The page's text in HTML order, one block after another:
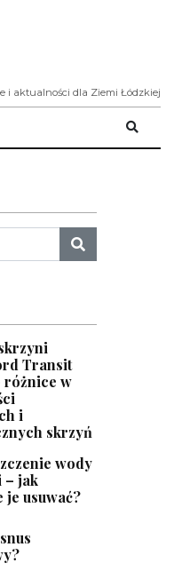
i aktualności dla Ziemi Łódzkiej
Transit
różnice w
i
skrzyń
wody
– jak
je usuwać?